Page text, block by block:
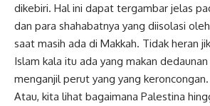
dikebiri. Hal ini dapat tergambar jelas
dan para shahabatnya yang diisolasi
saat masih ada di Makkah. Tidak heran
Islam kala itu ada yang makan
menganjil perut yang yang keroncongan.
Atau, kita lihat bagaimana Palestina